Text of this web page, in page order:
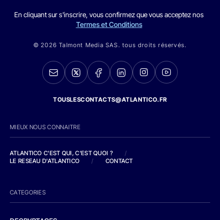
En cliquant sur s'inscrire, vous confirmez que vous acceptez nos
Termes et Conditions
© 2026 Talmont Media SAS. tous droits réservés.
TOUSLESCONTACTS@ATLANTICO.FR
MIEUX NOUS CONNAITRE
ATLANTICO C'EST QUI, C'EST QUOI ?
/
LE RESEAU D'ATLANTICO
/ CONTACT
CATEGORIES